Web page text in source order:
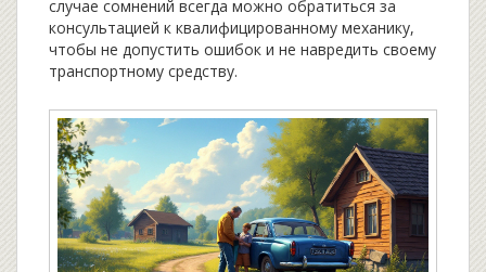
случае сомнений всегда можно обратиться за
консультацией к квалифицированному механику,
чтобы не допустить ошибок и не навредить своему
транспортному средству.